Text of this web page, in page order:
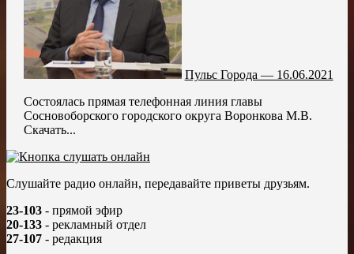
Пульс Города — 16.06.2021
Состоялась прямая телефонная линия главы
Сосновоборского городского округа Воронкова М.В.
Скачать...
Слушайте радио онлайн, передавайте приветы друзьям.
23-103 - прямой эфир
20-133 - рекламный отдел
27-107 - редакция